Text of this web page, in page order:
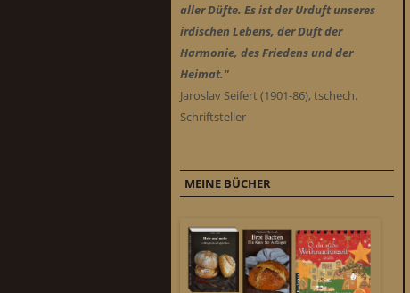
aller Düfte. Es ist der Urduft unseres
irdischen Lebens, der Duft der
Harmonie, des Friedens und der
Heimat."
Jaroslav Seifert (1901-86), tschech.
Schriftsteller
MEINE BÜCHER